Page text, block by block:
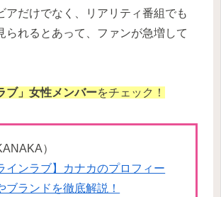
アだけでなく、リアリティ番組でも
られるとあって、ファンが急増して
ブ」女性メンバーをチェック！
）
インラブ】カナカのプロフィー
ブランドを徹底解説！